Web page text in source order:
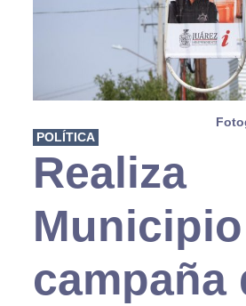
POLÍTICA
Realiza
Municipio
campaña